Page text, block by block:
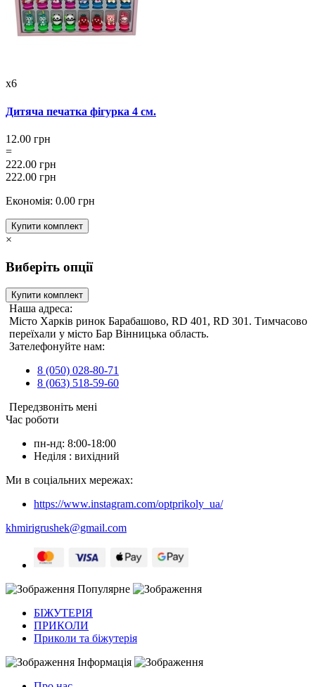
x6
Дитяча печатка фігурка 4 см.
12.00 грн
=
222.00 грн
222.00 грн
Економія: 0.00 грн
Купити комплект
×
Виберіть опції
Купити комплект
Наша адреса:
Місто Харків ринок Барабашово, RD 401, RD 301. Тимчасово
переїхали у місто Бар Вінницька область.
Зателефонуйте нам:
8 (050) 028-80-71
8 (063) 518-59-60
Передзвоніть мені
Час роботи
пн-нд: 8:00-18:00
Неділя : вихідний
Ми в соціальних мережах:
https://www.instagram.com/optprikoly_ua/
khmirigrushek@gmail.com
Популярне
БІЖУТЕРІЯ
ПРИКОЛИ
Приколи та біжутерія
Інформація